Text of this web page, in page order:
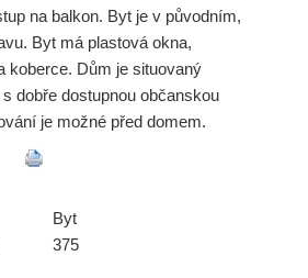
na balkon. Byt je v původním,
Byt má plastová okna,
koberce. Dům je situovaný
dobře dostupnou občanskou
je možné před domem.
Byt
375